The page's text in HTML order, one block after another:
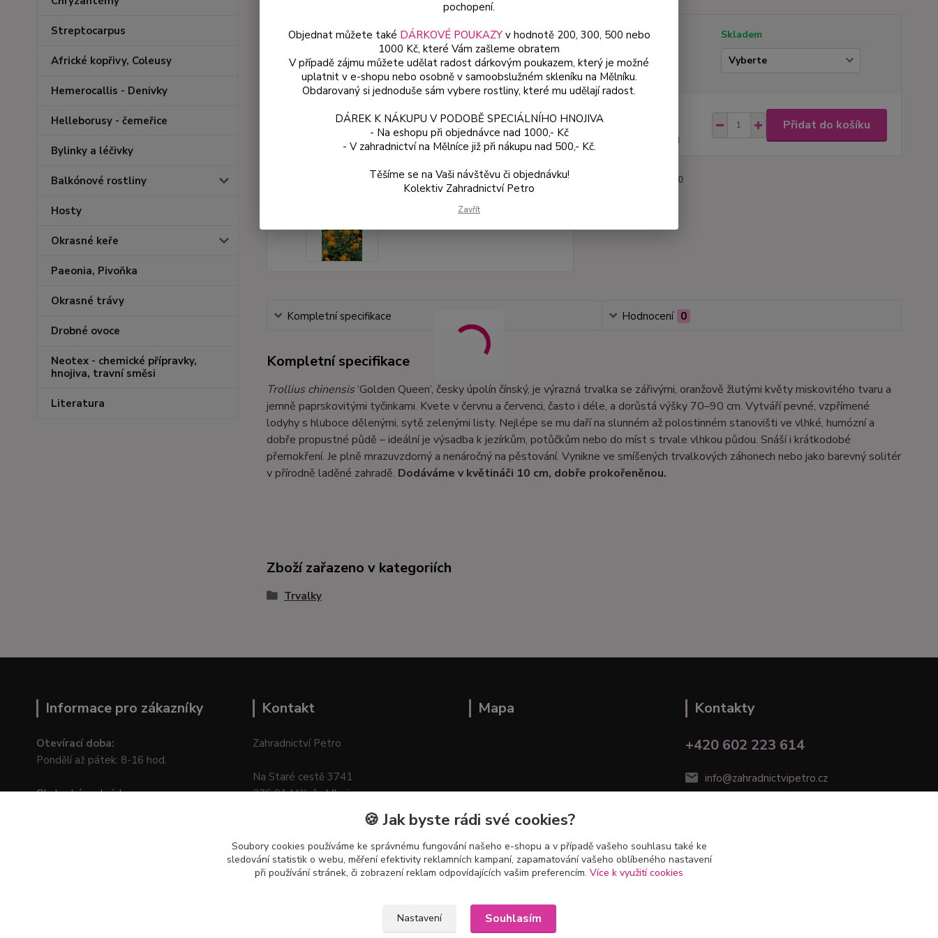
Streptocarpus
Africké kopřivy, Coleusy
Hemerocallis - Denivky
Helleborusy - čemeřice
Bylinky a léčivky
Balkónové rostliny
Hosty
Okrasné keře
Paeonia, Pivoňka
Okrasné trávy
Drobné ovoce
Neotex - chemické přípravky,
hnojiva, travní směsi
Literatura
Dostupnost
Skladem
Varianta
bez DPH
Přidat do košíku
3160
Kompletní specifikace Hodnocení 0
Kompletní specifikace
Trollius chinensis‘Golden Queen’, česky úpolín čínský, je výrazná trvalka se zářivými, oranžově žlutými květy miskovitého tvaru a
jemně paprskovitými tyčinkami. Kvete v červnu a červenci, často i déle, a dorůstá výšky 70–90 cm. Vytváří pevné, vzpřímené
lodyhy s hluboce dělenými, sytě zelenými listy. Nejlépe se mu daří na slunném až polostinném stanovišti ve vlhké, humózní a
dobře propustné půdě – ideální je výsadba k jezírkům, potůčkům nebo do míst s trvale vlhkou půdou. Snáší i krátkodobé
přemokření. Je plně mrazuvzdorný a nenáročný na pěstování. Vynikne ve smíšených trvalkových záhonech nebo jako barevný solitér
v přírodně laděné zahradě. Dodáváme v květináči 10 cm, dobře prokořeněnou.
Zboží zařazeno v kategoriích
Trvalky
Informace pro zákazníky
Otevírací doba:
Pondělí až pátek: 8-16 hod.
Obchodní podmínky
Kontakt
Zahradnictví Petro
Na Staré cestě 3741
276 01 Mělník–Mlazice
Mapa
Kontakty
+420 602 223 614
info@zahradnictvipetro.cz
pochopení.
Objednat můžete také DÁRKOVÉ POUKAZYv hodnotě 200, 300, 500 nebo
1000 Kč, které Vám zašleme obratem
V případě zájmu můžete udělat radost dárkovým poukazem, který je možné
uplatnit v e-shopu nebo osobně v samoobslužném skleníku na Mělníku.
Obdarovaný si jednoduše sám vybere rostliny, které mu udělají radost.
DÁREK K NÁKUPU V PODOBĚ SPECIÁLNÍHO HNOJIVA
- Na eshopu při objednávce nad 1000,- Kč
- V zahradnictví na Mělníce již při nákupu nad 500,- Kč.
Těšíme se na Vaši návštěvu či objednávku!
Kolektiv Zahradnictví Petro
Zavřít
🍪 Jak byste rádi své cookies?
Soubory cookies používáme ke správnému fungování našeho e-shopu a v případě vašeho souhlasu také ke
sledování statistik o webu, měření efektivity reklamních kampaní, zapamatování vašeho oblíbeného nastavení
při používání stránek, či zobrazení reklam odpovídajících vašim preferencím. Více k využití cookies
Nastavení Souhlasím